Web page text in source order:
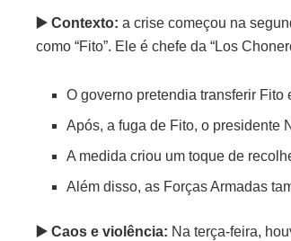
▶️ Contexto: a crise começou na
como “Fito”. Ele é chefe da “Los
O governo pretendia transferir
Após, a fuga de Fito, o presidente
A medida criou um toque de
Além disso, as Forças Armadas
▶️ Caos e violência: Na terça-feira,